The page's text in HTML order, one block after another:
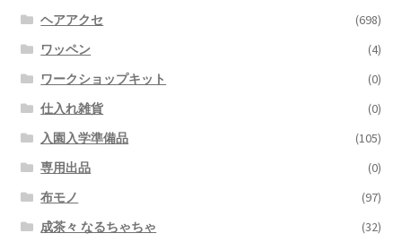
ヘアアクセ
(698)
ワッペン
(4)
ワークショップキット
(0)
仕入れ雑貨
(0)
入園入学準備品
(105)
専用出品
(0)
布モノ
(97)
成茶々 なるちゃちゃ
(32)